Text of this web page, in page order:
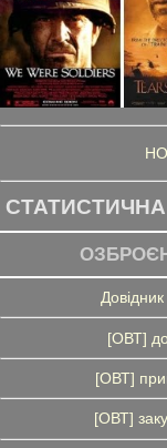
Довідник
[ОВТ]
[ОВТ]
[ОВТ]